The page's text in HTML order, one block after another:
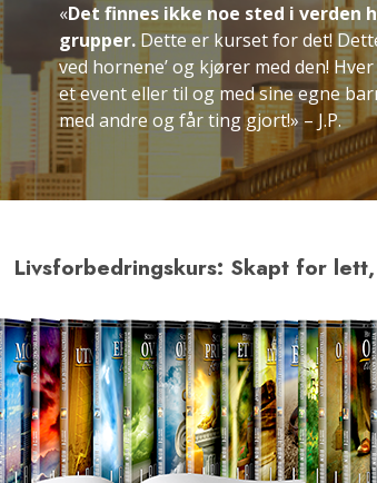
«Det finnes ikke noe sted i
grupper.Dette er kurset for det!
ved hornene’ og kjører med den!
et event eller til og med sine egne
med andre og får ting gjort!» – J.P.
Livsforbedringskurs: Skapt for